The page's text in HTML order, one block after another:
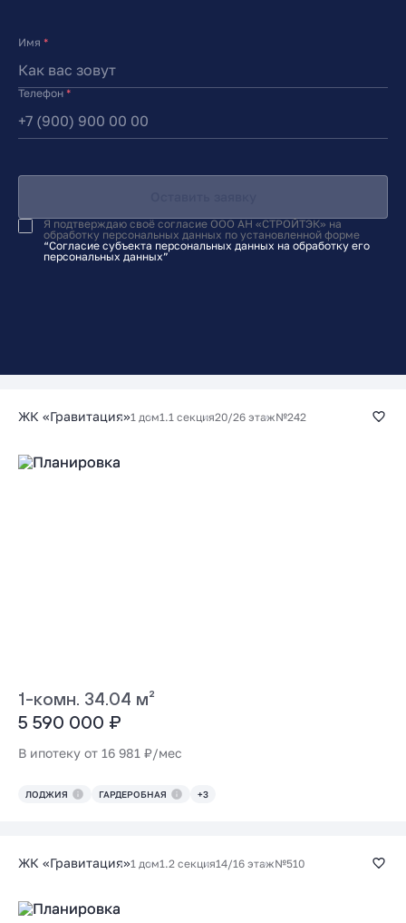
Имя *
Телефон *
Я подтверждаю своё согласие ООО АН «СТРОЙТЭК» на
обработку персональных данных по установленной форме
“Согласие субъекта персональных данных на обработку его
персональных данных”
ЖК «Гравитация»1 дом1.1 секция20/26 этаж№242
1-комн. 34.04 м²
5 590 000 ₽
В ипотеку от 16 981 ₽/мес
ЛОДЖИЯ ГАРДЕРОБНАЯ +3
ЖК «Гравитация»1 дом1.2 секция14/16 этаж№510